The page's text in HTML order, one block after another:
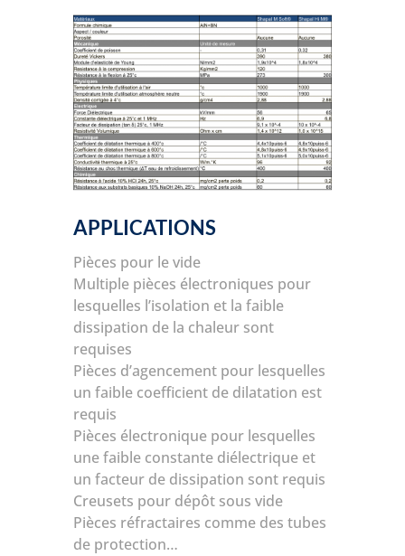
APPLICATIONS
Pièces pour le vide
Multiple pièces électroniques pour
lesquelles l’isolation et la faible
dissipation de la chaleur sont
requises
Pièces d’agencement pour lesquelles
un faible coefficient de dilatation est
requis
Pièces électronique pour lesquelles
une faible constante diélectrique et
un facteur de dissipation sont requis
Creusets pour dépôt sous vide
Pièces réfractaires comme des tubes
de protection…